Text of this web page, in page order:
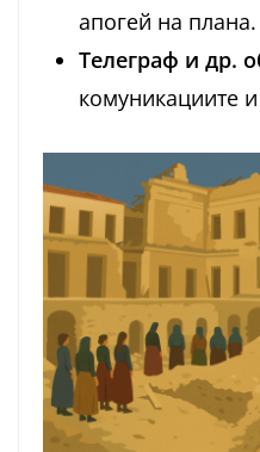
апогей на плана.
Телеграф и др.
комуникациите